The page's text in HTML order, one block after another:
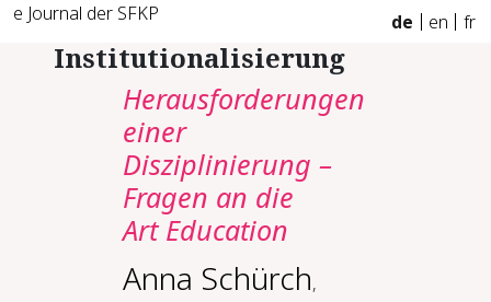
e Journal der SFKP de en fr
Institutionalisierung
Herausforderungen
einer
Disziplinierung –
Fragen an die
Art Education
Anna Schürch,